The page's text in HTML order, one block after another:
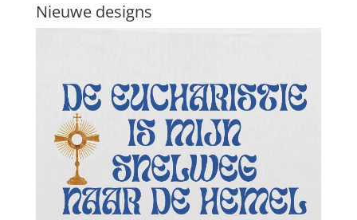
Nieuwe designs